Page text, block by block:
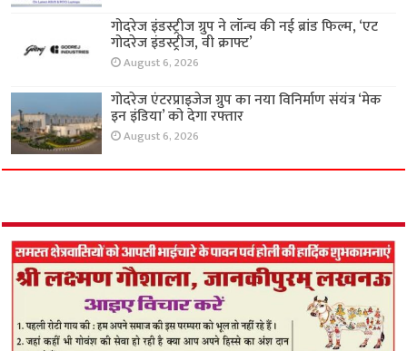
गोदरेज इंडस्ट्रीज ग्रुप ने लॉन्च की नई ब्रांड फिल्म, ‘एट
गोदरेज इंडस्ट्रीज, वी क्राफ्ट’
August 6, 2026
गोदरेज एंटरप्राइजेज ग्रुप का नया विनिर्माण संयंत्र ‘मेक
इन इंडिया’ को देगा रफ्तार
August 6, 2026